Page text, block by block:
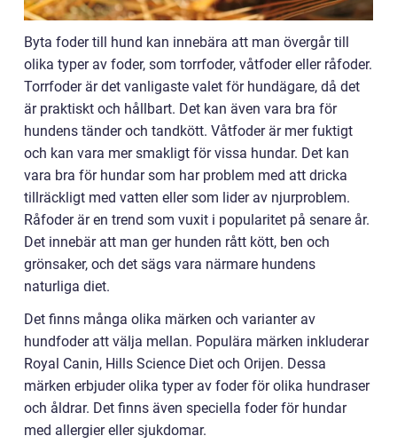
Byta foder till hund kan innebära att man övergår till
olika typer av foder, som torrfoder, våtfoder eller råfoder.
Torrfoder är det vanligaste valet för hundägare, då det
är praktiskt och hållbart. Det kan även vara bra för
hundens tänder och tandkött. Våtfoder är mer fuktigt
och kan vara mer smakligt för vissa hundar. Det kan
vara bra för hundar som har problem med att dricka
tillräckligt med vatten eller som lider av njurproblem.
Råfoder är en trend som vuxit i popularitet på senare år.
Det innebär att man ger hunden rått kött, ben och
grönsaker, och det sägs vara närmare hundens
naturliga diet.
Det finns många olika märken och varianter av
hundfoder att välja mellan. Populära märken inkluderar
Royal Canin, Hills Science Diet och Orijen. Dessa
märken erbjuder olika typer av foder för olika hundraser
och åldrar. Det finns även speciella foder för hundar
med allergier eller sjukdomar.